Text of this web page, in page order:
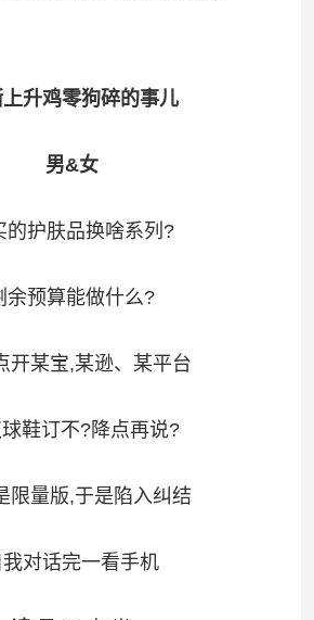
升鸡零狗碎的事儿
男&女
的护肤品换啥系列?
余预算能做什么?
开某宝,某逊、某平台
鞋订不?降点再说?
限量版,于是陷入纠结
我对话完一看手机